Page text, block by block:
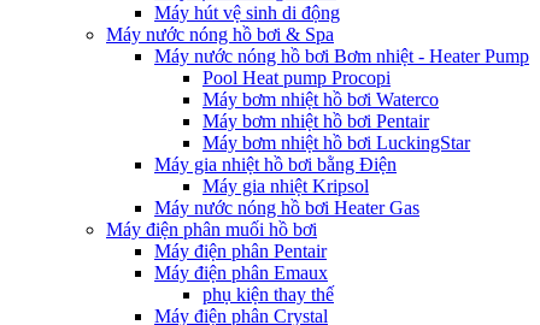
Máy hút vệ sinh di động
Máy nước nóng hồ bơi & Spa
Máy nước nóng hồ bơi Bơm nhiệt - Heater Pump
Pool Heat pump Procopi
Máy bơm nhiệt hồ bơi Waterco
Máy bơm nhiệt hồ bơi Pentair
Máy bơm nhiệt hồ bơi LuckingStar
Máy gia nhiệt hồ bơi bằng Điện
Máy gia nhiệt Kripsol
Máy nước nóng hồ bơi Heater Gas
Máy điện phân muối hồ bơi
Máy điện phân Pentair
Máy điện phân Emaux
phụ kiện thay thế
Máy điện phân Crystal